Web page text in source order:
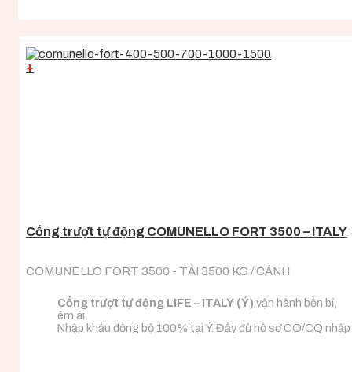
+
Cổng trượt tự động COMUNELLO FORT 3500 – ITALY
COMUNELLO FORT 3500 - TẢI 3500 KG / CÁNH
Cổng trượt tự động LIFE – ITALY (Ý) vận hành bền bỉ,
êm ái.
Nhập khẩu đồng bộ 100% tại Ý. Đầy đủ hồ sơ CO/CQ nhập